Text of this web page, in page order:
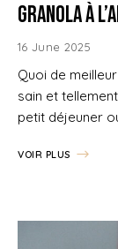
Granola à
16 June 2025
Quoi de
sain et
petit déjeuner
VOIR PLUS